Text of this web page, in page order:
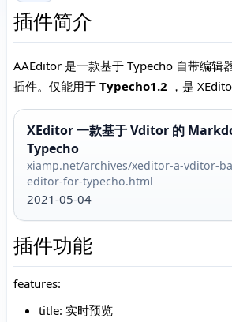
插件简介
AAEditor 是一款基于 Typecho 自带编辑
插件。仅能用于 Typecho1.2 ，是
XEditor 一款基于 Vditor 的
Typecho
xiamp.net/archives/xeditor-a-vditor-
editor-for-typecho.html
2021-05-04
插件功能
features:
title: 实时预览